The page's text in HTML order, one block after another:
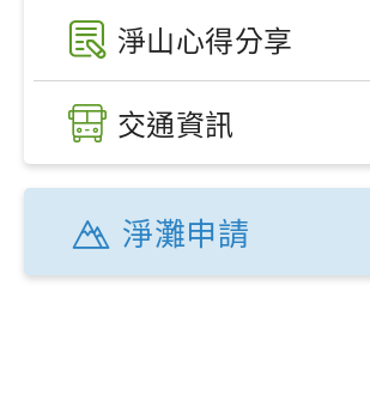
淨山心得分享
交通資訊
淨灘申請